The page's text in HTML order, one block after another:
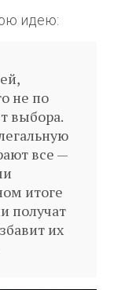
идею:
не по
выбора.
все —
итоге
получат
их